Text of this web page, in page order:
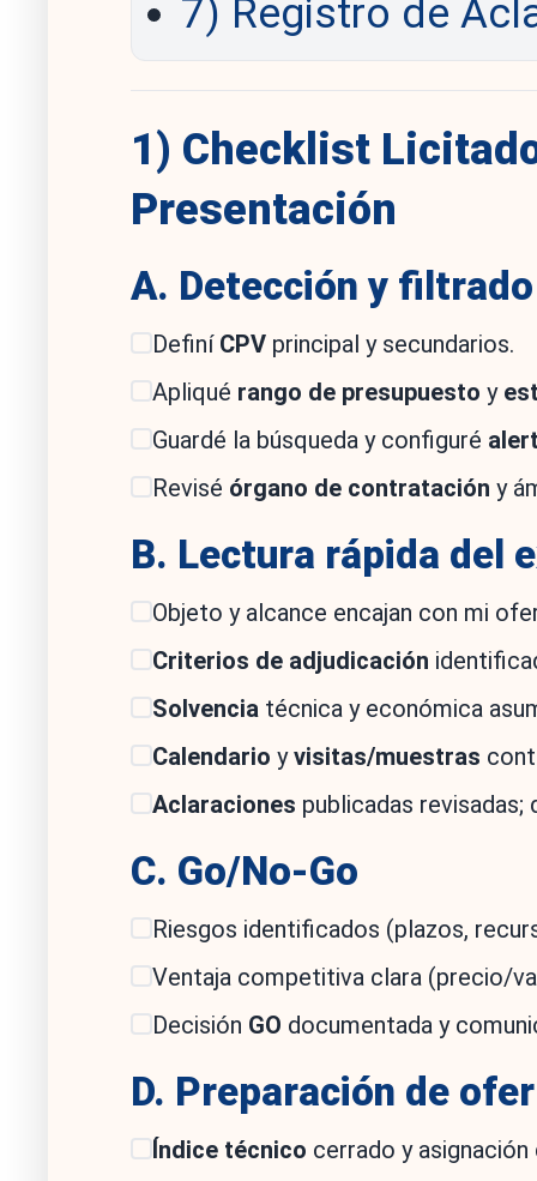
7) Registro de
1) Checklist
Presentación
A. Detección y
Definí CPVprincipal y secundarios.
Apliqué rango de presupuesto y
Guardé la búsqueda y configuré
Revisé órgano de contratación y
B. Lectura rápida del
Objeto y alcance encajan con mi
Criterios de adjudicación
Solvencia técnica y económica
Calendario yvisitas/muestras
Aclaraciones publicadas revisadas;
C. Go/No-Go
Riesgos identificados (plazos,
Ventaja competitiva clara (precio/
Decisión GO documentada y
D. Preparación de
Índice técnico cerrado y